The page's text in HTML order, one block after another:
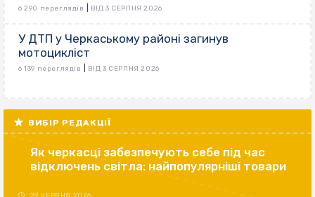
6 290 переглядів ВІД 3 СЕРПНЯ 2026
У ДТП у Черкаському районі загинув
мотоцикліст
6 139 переглядів ВІД 3 СЕРПНЯ 2026
ВИБІР РЕДАКЦІЇ
Як черкасці забезпечують себе під час
відключень світла: найпопулярніші товари